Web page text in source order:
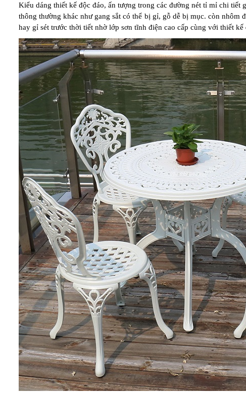
Kiểu dáng thiết kế độc đáo, ấn tượng trong các đường nét tỉ mỉ chi
thông thường khác như gang sắt có thể bị gỉ, gỗ dễ bị mục. còn
hay gỉ sét trước thời tiết nhờ lớp sơn tĩnh điện cao cấp cùng với thiết